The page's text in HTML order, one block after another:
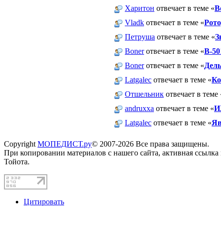
Харитон отвечает в теме «
Vladk отвечает в теме «
Петруша отвечает в теме «
Bonerотвечает в теме «В-
Bonerотвечает в теме «
Latgalec отвечает в теме «
Отшельник отвечает в теме
andruxxa отвечает в теме «
Latgalec отвечает в теме «
Copyright МОПЕДИСТ.ру© 2007-2026 Все права защищены.
При копировании материалов с нашего сайта, активная
Тойота.
Цитировать